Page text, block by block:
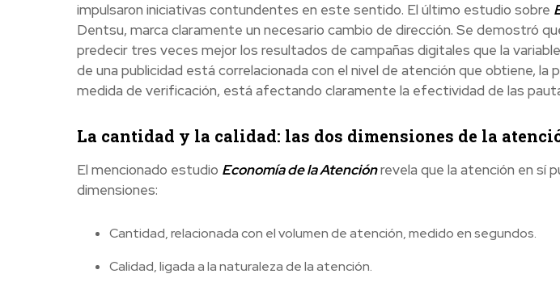
impulsaron iniciativas contundentes en este sentido. El último estudio sobre
Dentsu, marca claramente un necesario cambio de dirección. Se demostró
predecir tres veces mejor los resultados de campañas digitales que la
de una publicidad está correlacionada con el nivel de atención que obtiene, la
medida de verificación, está afectando claramente la efectividad de las
La cantidad y la calidad: las dos dimensiones de la
El mencionado estudio Economía de la Atenciónrevela que la atención en sí
dimensiones:
Cantidad, relacionada con el volumen de atención, medido en segundos.
Calidad, ligada a la naturaleza de la atención.